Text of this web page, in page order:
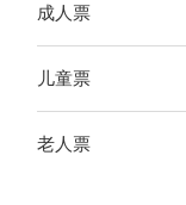
成人票
儿童票
老人票